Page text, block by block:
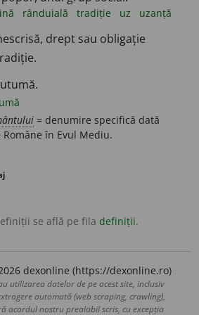
rânduială tradiție uz uzanță
drept sau obligație
= denumire specifică dată
în Evul Mediu.
se află pe fila definiții.
dexonline (https://dexonline.ro)
utilizarea datelor de pe acest site, inclusiv
automată (web scraping, crawling),
acordul nostru prealabil scris, cu excepția